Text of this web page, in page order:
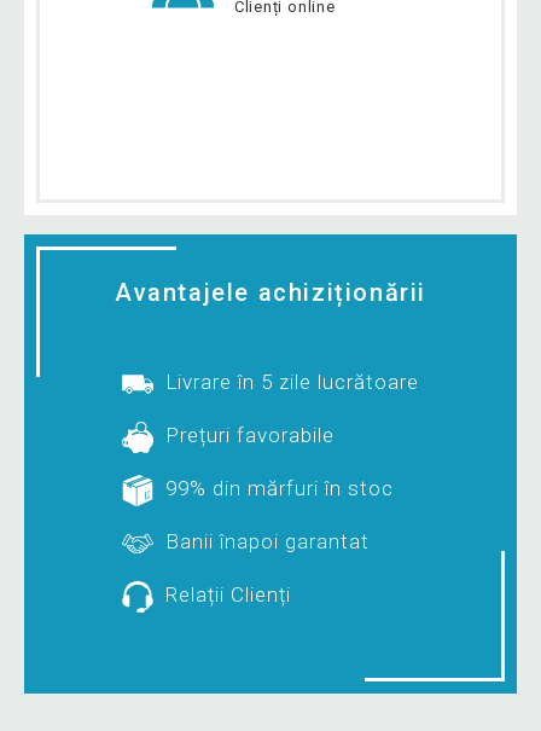
Clienți online
Avantajele achiziționării
Livrare în 5 zile lucrătoare
Prețuri favorabile
99% din mărfuri în stoc
Banii înapoi garantat
Relații Clienți